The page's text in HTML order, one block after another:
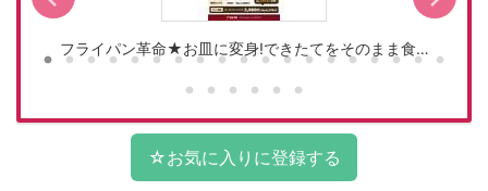
フライパン革命★お皿に変身!できたてをそのまま食…